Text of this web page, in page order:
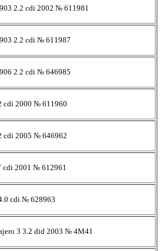
2.2 cdi 2002 № 611981
2.2 cdi № 611987
2.2 cdi № 646985
cdi 2000 № 611960
cdi 2005 № 646962
cdi 2001 № 612961
cdi № 628963
3 3.2 did 2003 № 4M41